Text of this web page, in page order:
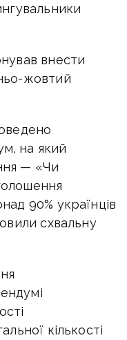
внести
жовтий
на який
— «Чи
90% українців
схвальну
кількості